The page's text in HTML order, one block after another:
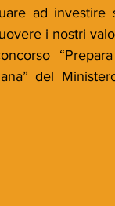
ad investire
i nostri
del